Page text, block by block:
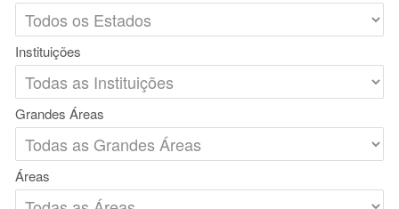
Instituições
Grandes Áreas
Áreas